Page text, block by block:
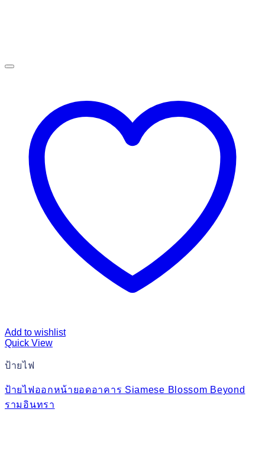
Add to wishlist
Quick View
ป้ายไฟ
ป้ายไฟออกหน้ายอดอาคาร Siamese Blossom Beyond
รามอินทรา